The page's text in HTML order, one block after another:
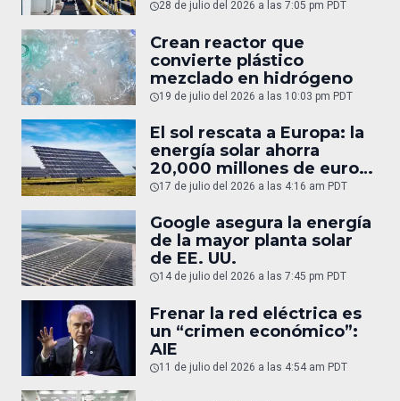
28 de julio del 2026 a las 7:05 pm PDT
Crean reactor que
convierte plástico
mezclado en hidrógeno
19 de julio del 2026 a las 10:03 pm PDT
El sol rescata a Europa: la
energía solar ahorra
20,000 millones de euros
en gas
17 de julio del 2026 a las 4:16 am PDT
Google asegura la energía
de la mayor planta solar
de EE. UU.
14 de julio del 2026 a las 7:45 pm PDT
Frenar la red eléctrica es
un “crimen económico”:
AIE
11 de julio del 2026 a las 4:54 am PDT